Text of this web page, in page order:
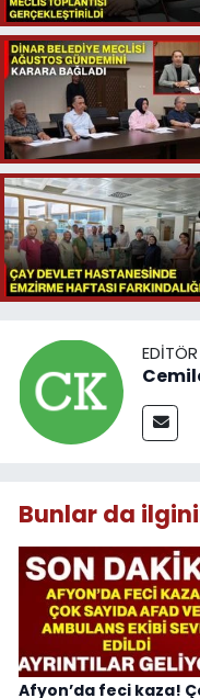
Bunlar da
Afyon’da feci kaza!